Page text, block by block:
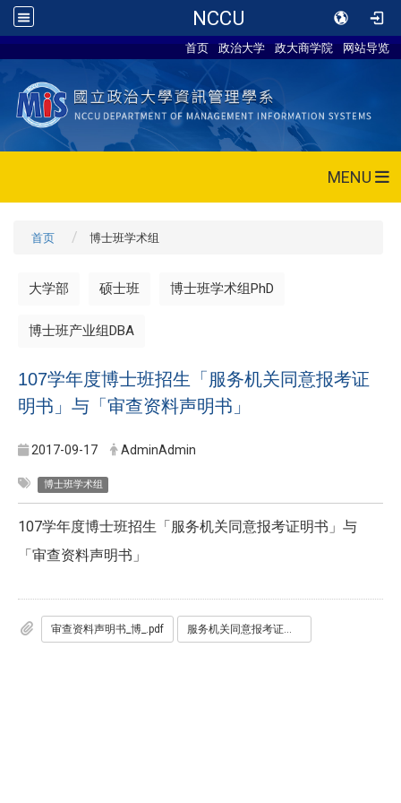
NCCU
首页 政治大学 政大商学院 网站导览
MENU
首页 博士班学术组
大学部 硕士班 博士班学术组PhD
博士班产业组DBA
107学年度博士班招生「服务机关同意报考证
明书」与「审查资料声明书」
2017-09-17 AdminAdmin
博士班学术组
107学年度博士班招生「服务机关同意报考证明书」与
「审查资料声明书」
审查资料声明书_博_.pdf 服务机关同意报考证明书_博士班_.pdf